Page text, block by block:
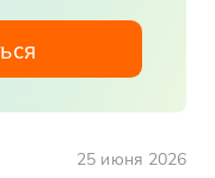
25 июня 2026